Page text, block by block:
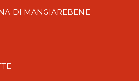
DI MANGIAREBENE